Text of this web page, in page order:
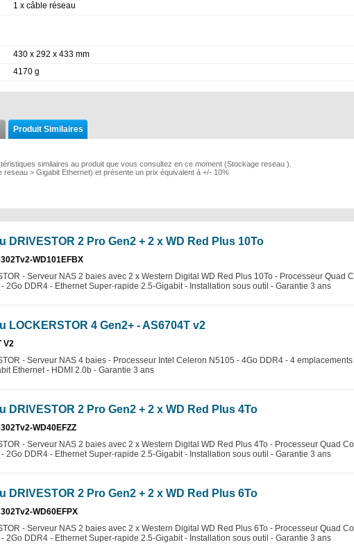
1 x câble réseau
430 x 292 x 433 mm
4170 g
Produit Similaires
similaires au produit que vous consultez en ce moment (Stockage reseau ).
reseau > Gigabit Ethernet) et présente un prix équivalent à +/- 10%
DRIVESTOR 2 Pro Gen2 + 2 x WD Red Plus 10To
WD101EFBX
- Serveur NAS 2 baies avec 2 x Western Digital WD Red Plus 10To - Processeur Quad
2Go DDR4 - Ethernet Super-rapide 2.5-Gigabit - Installation sous outil - Garantie 3 ans
LOCKERSTOR 4 Gen2+ - AS6704T v2
V2
- Serveur NAS 4 baies - Processeur Intel Celeron N5105 - 4Go DDR4 - 4
Ethernet - HDMI 2.0b - Garantie 3 ans
DRIVESTOR 2 Pro Gen2 + 2 x WD Red Plus 4To
WD40EFZZ
- Serveur NAS 2 baies avec 2 x Western Digital WD Red Plus 4To - Processeur Quad
2Go DDR4 - Ethernet Super-rapide 2.5-Gigabit - Installation sous outil - Garantie 3 ans
DRIVESTOR 2 Pro Gen2 + 2 x WD Red Plus 6To
WD60EFPX
- Serveur NAS 2 baies avec 2 x Western Digital WD Red Plus 6To - Processeur Quad
2Go DDR4 - Ethernet Super-rapide 2.5-Gigabit - Installation sous outil - Garantie 3 ans